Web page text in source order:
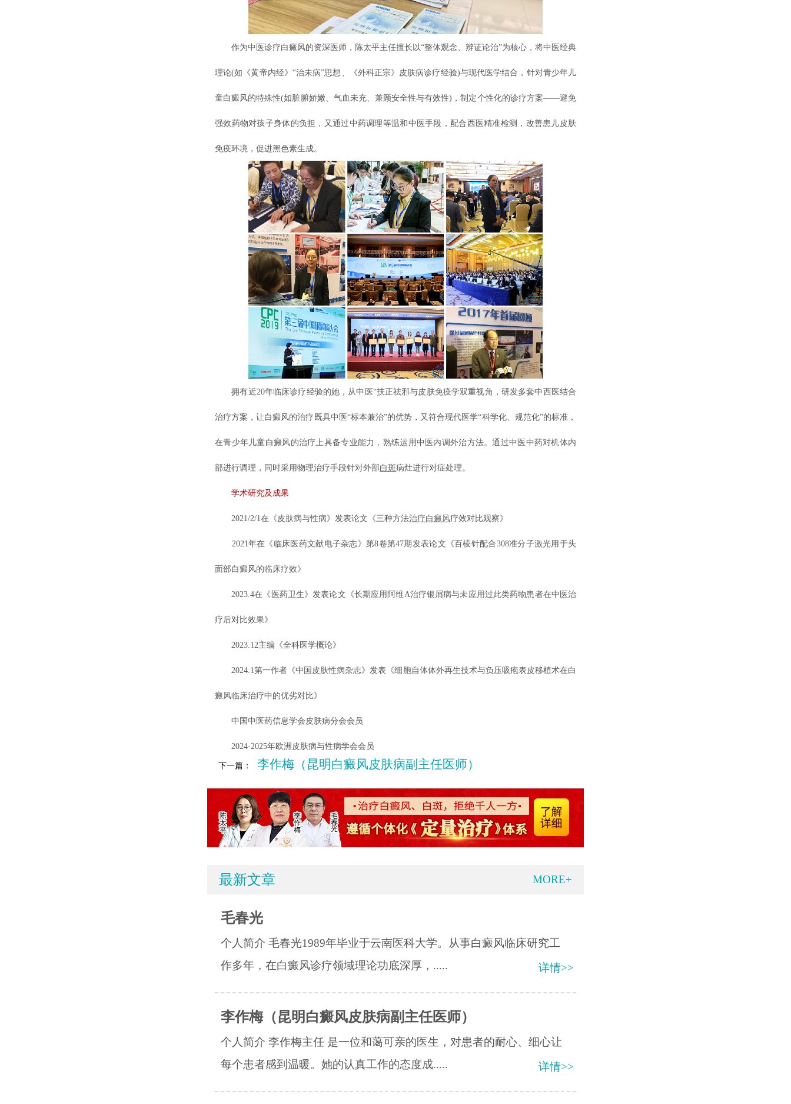
作为中医诊疗白癜风的资深医师，陈太平主任擅长以“整体观念、辨证论治”为核心，将中医经典
理论(如《黄帝内经》“治未病”思想、《外科正宗》皮肤病诊疗经验)与现代医学结合，针对青少年儿
童白癜风的特殊性(如脏腑娇嫩、气血未充、兼顾安全性与有效性)，制定个性化的诊疗方案——避免
强效药物对孩子身体的负担，又通过中药调理等温和中医手段，配合西医精准检测，改善患儿皮肤
免疫环境，促进黑色素生成。
拥有近20年临床诊疗经验的她，从中医“扶正祛邪与皮肤免疫学双重视角，研发多套中西医结合
治疗方案，让白癜风的治疗既具中医“标本兼治”的优势，又符合现代医学“科学化、规范化”的标准，
在青少年儿童白癜风的治疗上具备专业能力，熟练运用中医内调外治方法。通过中医中药对机体内
部进行调理，同时采用物理治疗手段针对外部白斑病灶进行对症处理。
学术研究及成果
2021/2/1在《皮肤病与性病》发表论文《三种方法治疗白癜风疗效对比观察》
2021年在《临床医药文献电子杂志》第8卷第47期发表论文《百棱针配合308准分子激光用于头
面部白癜风的临床疗效》
2023.4在《医药卫生》发表论文《长期应用阿维A治疗银屑病与未应用过此类药物患者在中医治
疗后对比效果》
2023.12主编《全科医学概论》
2024.1第一作者《中国皮肤性病杂志》发表《细胞自体体外再生技术与负压吸疱表皮移植术在白
癜风临床治疗中的优劣对比》
中国中医药信息学会皮肤病分会会员
2024-2025年欧洲皮肤病与性病学会会员
下一篇： 李作梅（昆明白癜风皮肤病副主任医师）
最新文章 MORE+
毛春光
个人简介 毛春光1989年毕业于云南医科大学。从事白癜风临床研究工
作多年，在白癜风诊疗领域理论功底深厚，.....
详情>>
李作梅（昆明白癜风皮肤病副主任医师）
个人简介 李作梅主任 是一位和蔼可亲的医生，对患者的耐心、细心让
每个患者感到温暖。她的认真工作的态度成.....
详情>>